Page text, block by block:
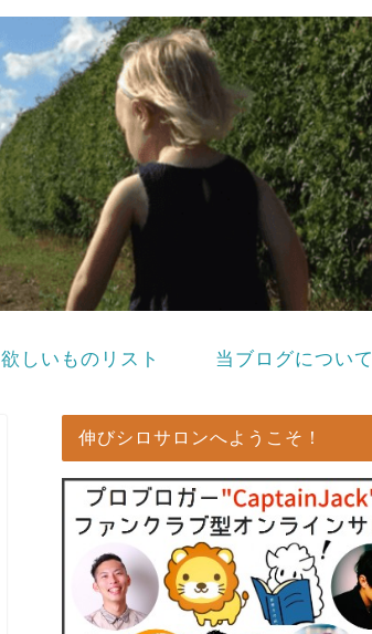
欲しいものリスト 当ブログについて
伸びシロサロンへようこそ！